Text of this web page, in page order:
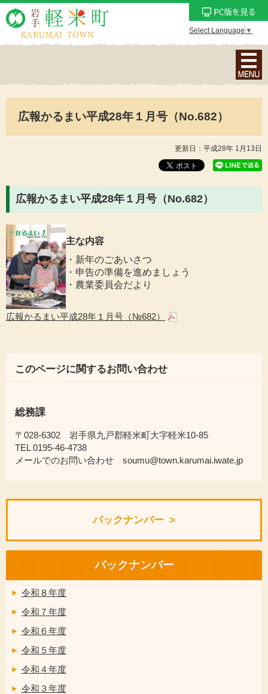
Select Language ▼
ナ
ビ
ン
メ
広報かるまい平成28年１月号（No.682）
更新日：平成28年 1月13日
広報かるまい平成28年１月号（No.682）
主な内容
・新年のごあいさつ
・申告の準備を進めましょう
・農業委員会だより
広報かるまい平成28年１月号（№682）
このページに関するお問い合わせ
総務課
〒028-6302 岩手県九戸郡軽米町大字軽米10-85
TEL 0195-46-4738
メールでのお問い合わせ soumu@town.karumai.iwate.jp
バックナンバー
バックナンバー
令和８年度
令和７年度
令和６年度
令和５年度
令和４年度
令和３年度